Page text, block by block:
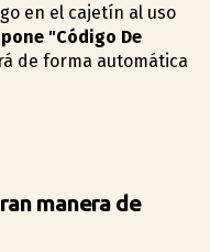
en el cajetín al uso
"Código De
de forma automática
manera de